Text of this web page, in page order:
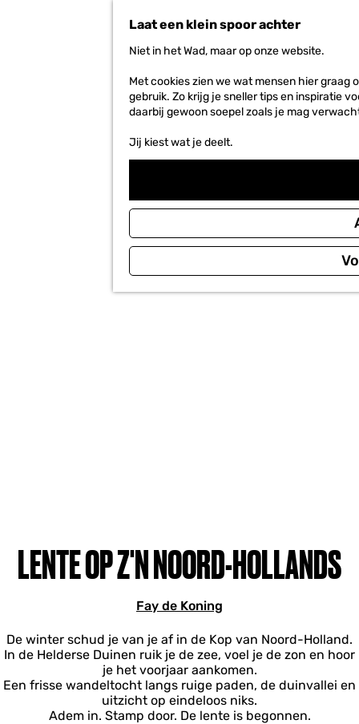
Laat een klein spoor achter
Niet in het Wad, maar op onze website.
Met cookies zien we wat mensen hier graag
gebruik. Zo krijg je sneller tips en inspiratie
daarbij gewoon soepel zoals je mag
Jij kiest wat je deelt.
LENTE OP Z'N NOORD-HOLLANDS
Fay de Koning
De winter schud je van je af in de Kop van Noord-Holland.
In de Helderse Duinen ruik je de zee, voel je de zon en hoor
je het voorjaar aankomen.
Een frisse wandeltocht langs ruige paden, de duinvallei en
uitzicht op eindeloos niks.
Adem in. Stamp door. De lente is begonnen.